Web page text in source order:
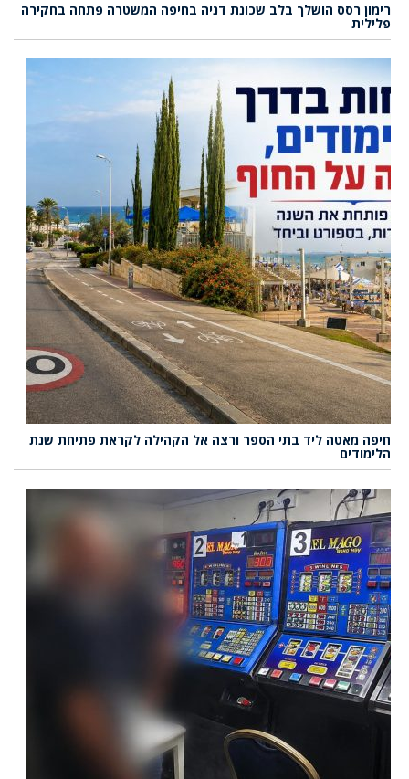
רימון רסס הושלך בלב שכונת דניה בחיפה המשטרה פתחה בחקירה
פלילית
חיפה מאטה ליד בתי הספר ורצה אל הקהילה לקראת פתיחת שנת
הלימודים